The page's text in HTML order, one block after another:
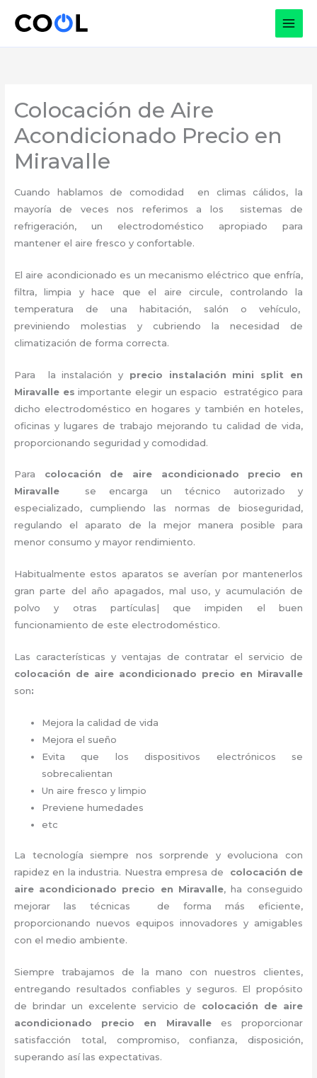
Colocación de Aire
Acondicionado Precio en
Miravalle
Cuando hablamos de comodidad en climas cálidos, la
mayoría de veces nos referimos a los sistemas de
refrigeración, un electrodoméstico apropiado para
mantener el aire fresco y confortable.
El aire acondicionado es un mecanismo eléctrico que enfría,
filtra, limpia y hace que el aire circule, controlando la
temperatura de una habitación, salón o vehículo,
previniendo molestias y cubriendo la necesidad de
climatización de forma correcta.
Para la instalación y precio instalación mini split en
Miravalle esimportante elegir un espacio estratégico para
dicho electrodoméstico en hogares y también en hoteles,
oficinas y lugares de trabajo mejorando tu calidad de vida,
proporcionando seguridad y comodidad.
Para colocación de aire acondicionado precio en
Miravalle
se encarga un técnico autorizado y
especializado, cumpliendo las normas de bioseguridad,
regulando el aparato de la mejor manera posible para
menor consumo y mayor rendimiento.
Habitualmente estos aparatos se averían por mantenerlos
gran parte del año apagados, mal uso, y acumulación de
polvo y otras partículas| que impiden el buen
funcionamiento de este electrodoméstico.
Las características y ventajas de contratar el servicio de
colocación de aire acondicionado precio en Miravalle
son:
Mejora la calidad de vida
Mejora el sueño
Evita que los dispositivos electrónicos se
sobrecalientan
Un aire fresco y limpio
Previene humedades
etc
La tecnología siempre nos sorprende y evoluciona con
rapidez en la industria. Nuestra empresa de colocación de
aire acondicionado precio en Miravalle, ha conseguido
mejorar las técnicas de forma más eficiente,
proporcionando nuevos equipos innovadores y amigables
con el medio ambiente.
Siempre trabajamos de la mano con nuestros clientes,
entregando resultados confiables y seguros. El propósito
de brindar un excelente servicio de colocación de aire
acondicionado precio en Miravalle
es proporcionar
satisfacción total, compromiso, confianza, disposición,
superando así las expectativas.